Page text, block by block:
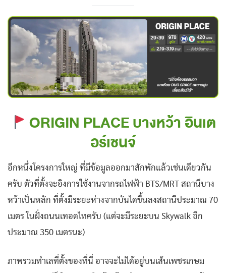
ORIGIN PLACE บางหว้า อินเต
อร์เชนจ์
อีกหนึ่งโครงการใหญ่ ที่มีข้อมูลออกมาสักพักแล้วเช่นเดียวกัน
ครับ ตัวที่ตั้งจะอิงการใช้งานจากรถไฟฟ้า BTS/MRT สถานีบาง
หว้าเป็นหลัก ที่ตั้งมีระยะห่างจากบันไดขึ้นลงสถานีประมาณ 70
เมตร ในฝั่งถนนเทอดไทครับ (แต่จะมีระยะบน Skywalk อีก
ประมาณ 350 เมตรนะ)
ภาพรวมทำเลที่ตั้งของที่นี่ อาจจะไม่ได้อยู่บนเส้นเพชรเกษม